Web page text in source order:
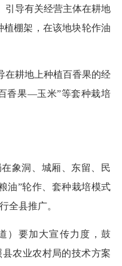
导有关经营主体在耕地
植棚架，在该地块轮作油
耕地上种植百香果的经
香果—玉米”等套种栽培
象洞、城厢、东留、民
油”轮作、套种栽培模式
全县推广。
要加大宣传力度，鼓
农业农村局的技术方案